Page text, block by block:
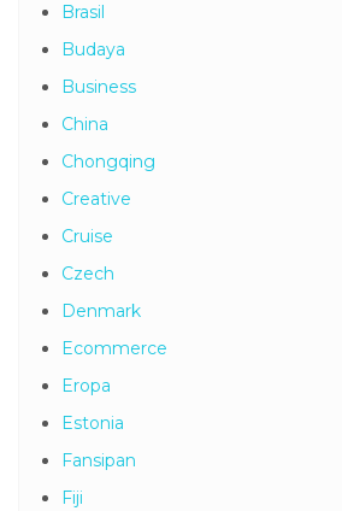
Brasil
Budaya
Business
China
Chongqing
Creative
Cruise
Czech
Denmark
Ecommerce
Eropa
Estonia
Fansipan
Fiji